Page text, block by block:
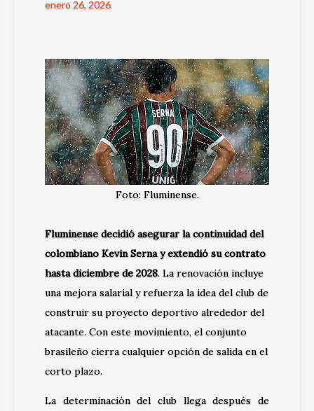
enero 26, 2026
Foto: Fluminense.
Fluminense decidió asegurar la continuidad del
colombiano Kevin Serna y extendió su contrato
hasta diciembre de 2028. La renovación incluye
una mejora salarial y refuerza la idea del club de
construir su proyecto deportivo alrededor del
atacante. Con este movimiento, el conjunto
brasileño cierra cualquier opción de salida en el
corto plazo.
La determinación del club llega después de